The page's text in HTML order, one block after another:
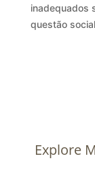
inadequados
questão
Explore